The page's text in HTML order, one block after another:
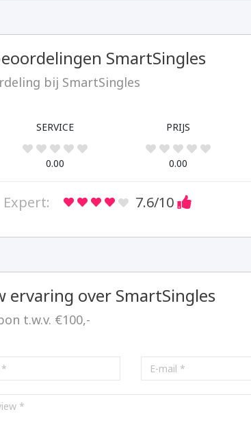
SmartSingles
bij SmartSingles
SERVICE
0.00
PRIJS
0.00
Expert: 7.6/10
ervaring over SmartSingles
t.w.v. €100,-